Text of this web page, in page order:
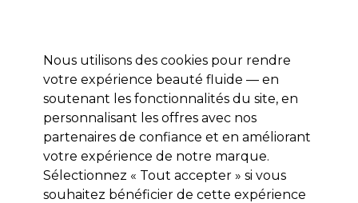
Se connecter
Marques Bons plans Coiffure Electro et Matériel
Kemon
Nous utilisons des cookies pour rendre
votre expérience beauté fluide — en
soutenant les fonctionnalités du site, en
personnalisant les offres avec nos
partenaires de confiance et en améliorant
votre expérience de notre marque.
Sélectionnez « Tout accepter » si vous
souhaitez bénéficier de cette expérience